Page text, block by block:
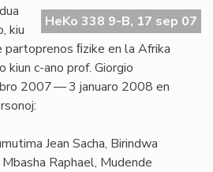
HeKo 338 9-B, 17 sep 07
kiu
partoprenos ﬁzike en la Afrika
kiun c-ano prof. Giorgio
2007 — 3 januaro 2008 en
Jean Sacha, Birindwa
Raphael, Mudende